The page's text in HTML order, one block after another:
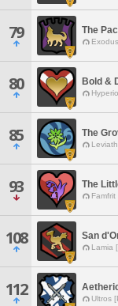
79 The
80 Bold &
85 The
93 The
Famfrit
108 San
Lamia
112 Ultros